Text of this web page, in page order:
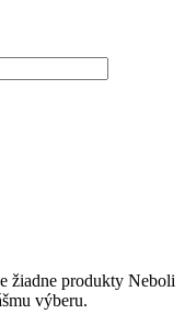
Neboli
výberu.